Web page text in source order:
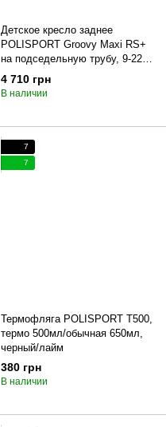
Детское кресло заднее
POLISPORT Groovy Maxi RS+
на подседельную трубу, 9-22
кг, черное
4 710 грн
В наличии
7
7
Термофляга POLISPORT T500,
термо 500мл/обычная 650мл,
черный/лайм
380 грн
В наличии